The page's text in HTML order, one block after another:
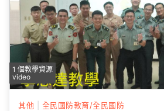
1 個教學資源
video
其他 全民國防教育/全民國防